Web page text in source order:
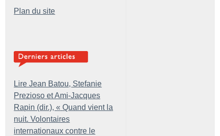
Plan du site
Lire Jean Batou, Stefanie
Prezioso et Ami-Jacques
Rapin (dir.), « Quand vient la
nuit. Volontaires
internationaux contre le